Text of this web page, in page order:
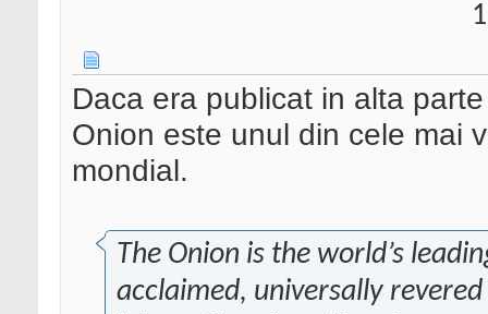
Daca era publicat in alta
Onion este unul din cele mai
mondial.
The Onion is the world’s
acclaimed, universally